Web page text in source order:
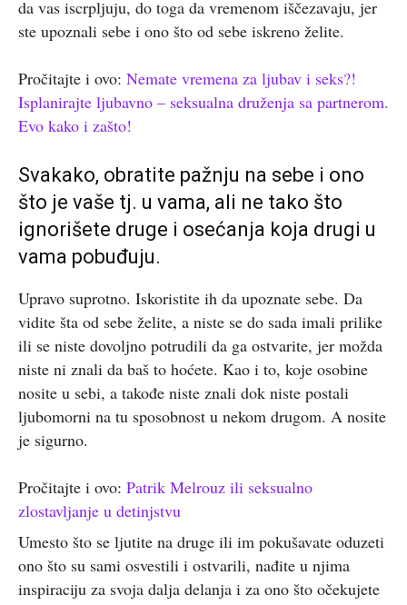
da vas iscrpljuju, do toga da vremenom iščezavaju, jer
ste upoznali sebe i ono što od sebe iskreno želite.
Pročitajte i ovo: Nemate vremena za ljubav i seks?!
Isplanirajte ljubavno – seksualna druženja sa partnerom.
Evo kako i zašto!
Svakako, obratite pažnju na sebe i ono
što je vaše tj. u vama, ali ne tako što
ignorišete druge i osećanja koja drugi u
vama pobuđuju.
Upravo suprotno. Iskoristite ih da upoznate sebe. Da
vidite šta od sebe želite, a niste se do sada imali prilike
ili se niste dovoljno potrudili da ga ostvarite, jer možda
niste ni znali da baš to hoćete. Kao i to, koje osobine
nosite u sebi, a takođe niste znali dok niste postali
ljubomorni na tu sposobnost u nekom drugom. A nosite
je sigurno.
Pročitajte i ovo: Patrik Melrouz ili seksualno
zlostavljanje u detinjstvu
Umesto što se ljutite na druge ili im pokušavate oduzeti
ono što su sami osvestili i ostvarili, nađite u njima
inspiraciju za svoja dalja delanja i za ono što očekujete